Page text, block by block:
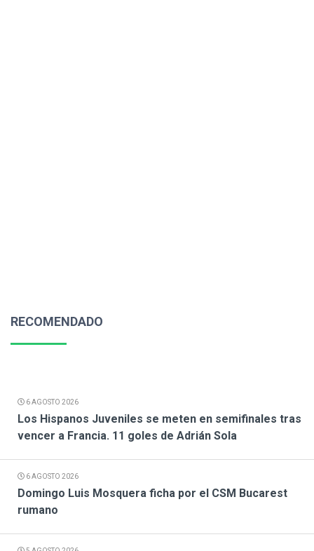
RECOMENDADO
6 AGOSTO 2026
Los Hispanos Juveniles se meten en semifinales tras
vencer a Francia. 11 goles de Adrián Sola
6 AGOSTO 2026
Domingo Luis Mosquera ficha por el CSM Bucarest
rumano